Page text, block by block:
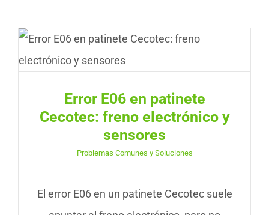
Error E06 en patinete
Cecotec: freno electrónico y
sensores
Problemas Comunes y Soluciones
El error E06 en un patinete Cecotec suele